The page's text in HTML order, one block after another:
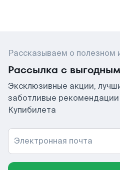
Рассказываем о полезном
Рассылка с
Эксклюзивные акции,
заботливые рекомендации
Купибилета
Электронная почта